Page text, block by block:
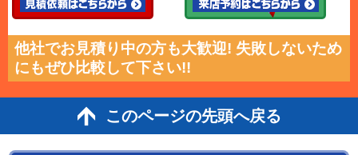
他社でお見積り中の方も大歓迎! 失敗しないため
にもぜひ比較して下さい!!
このページの先頭へ戻る